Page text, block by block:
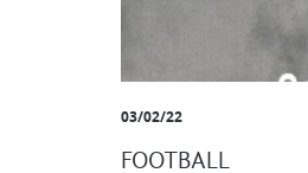
03/02/22
FOOTBALL